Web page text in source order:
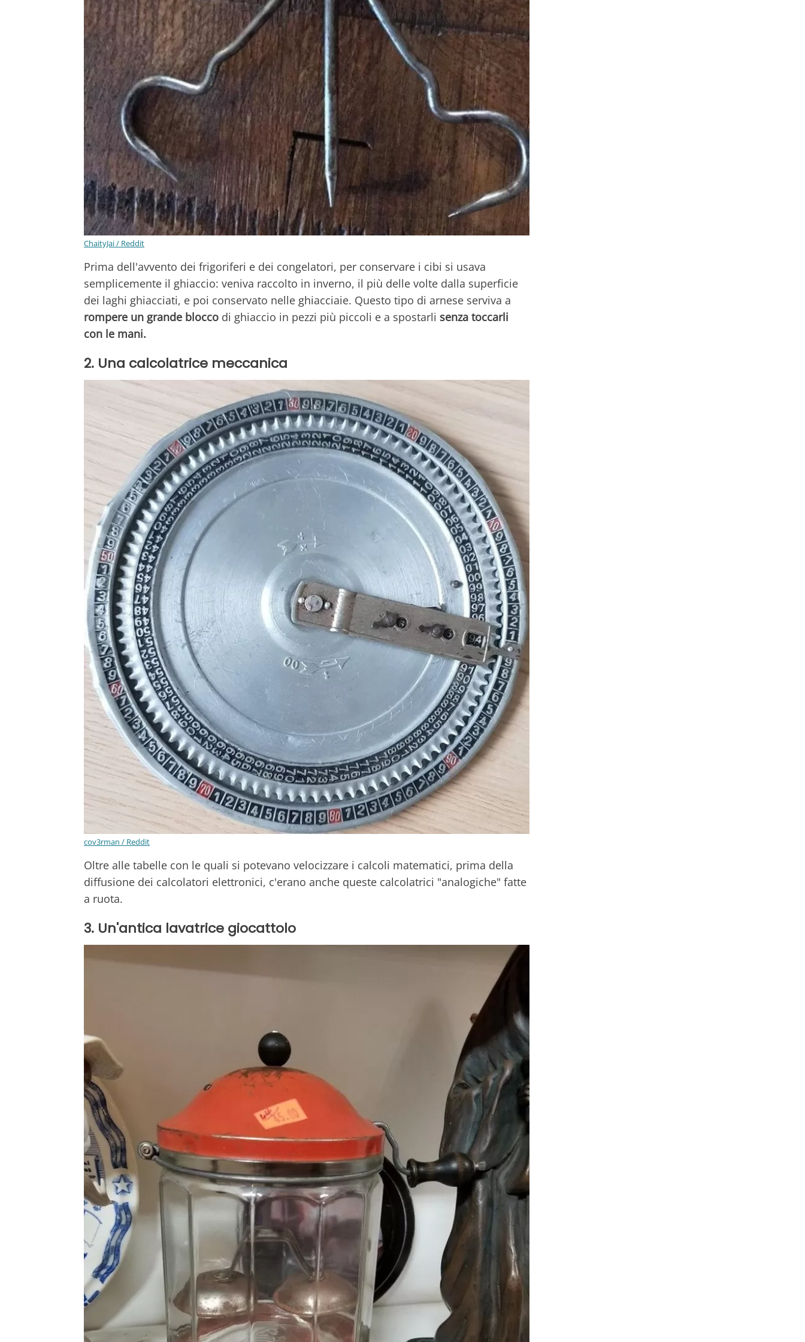
ChaityJai / Reddit
Prima dell'avvento dei frigoriferi e dei congelatori, per conservare i cibi si usava
semplicemente il ghiaccio: veniva raccolto in inverno, il più delle volte dalla superficie
dei laghi ghiacciati, e poi conservato nelle ghiacciaie. Questo tipo di arnese serviva a
rompere un grande blocco di ghiaccio in pezzi più piccoli e a spostarli senza toccarli
con le mani.
2. Una calcolatrice meccanica
cov3rman / Reddit
Oltre alle tabelle con le quali si potevano velocizzare i calcoli matematici, prima della
diffusione dei calcolatori elettronici, c'erano anche queste calcolatrici "analogiche" fatte
a ruota.
3. Un'antica lavatrice giocattolo